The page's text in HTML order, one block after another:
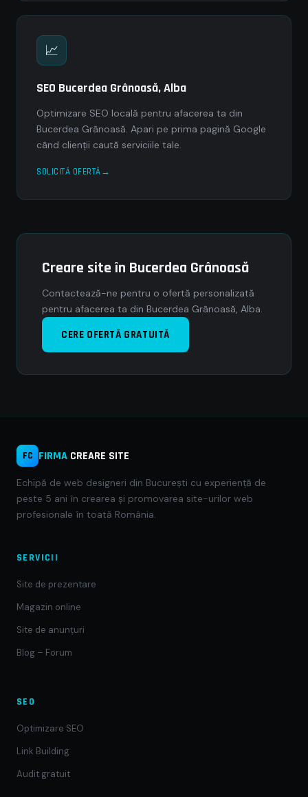
📈
SEO Bucerdea Grânoasă, Alba
Optimizare SEO locală pentru afacerea ta din
Bucerdea Grânoasă. Apari pe prima pagină Google
când clienții caută serviciile tale.
SOLICITĂ OFERTĂ
Creare site în Bucerdea Grânoasă
Contactează-ne pentru o ofertă personalizată
pentru afacerea ta din Bucerdea Grânoasă, Alba.
CERE OFERTĂ GRATUITĂ
FC FIRMA CREARE SITE
Echipă de web designeri din București cu experiență de
peste 5 ani în crearea și promovarea site-urilor web
profesionale în toată România.
SERVICII
Site de prezentare
Magazin online
Site de anunțuri
Blog – Forum
SEO
Optimizare SEO
Link Building
Audit gratuit